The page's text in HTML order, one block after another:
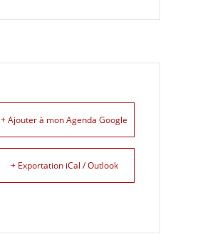
+ Ajouter à mon Agenda Google
+ Exportation iCal / Outlook